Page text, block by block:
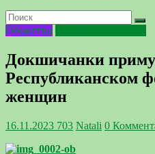
Общество
Докшичанки
Республиканском
женщин
16.11.2023 703 Natali 0